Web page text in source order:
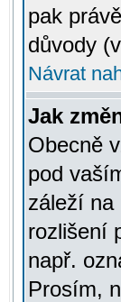
pak
důvody
Návrat
Jak
Obecně
pod
záleží na
rozlišení
např.
Prosím,